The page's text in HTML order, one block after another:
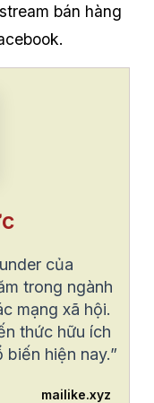
bán hàng
của
trong ngành
mạng xã hội.
thức hữu ích
hiện nay.”
mailike.xyz